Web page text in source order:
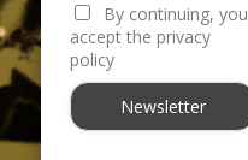
By continuing, you
accept the privacy
policy